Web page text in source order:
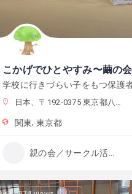
こかげでひとやすみ〜繭の
日本、〒192-0375 東京都八王子市鑓水２丁目２０１３−２
関東 東京都